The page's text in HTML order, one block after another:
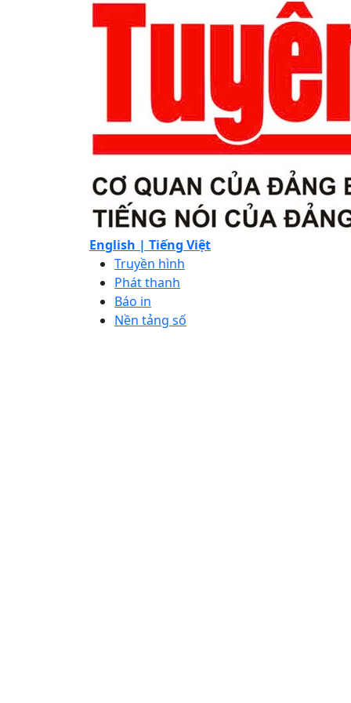
English | Tiếng Việt
Truyền hình
Phát thanh
Báo in
Nền tảng số